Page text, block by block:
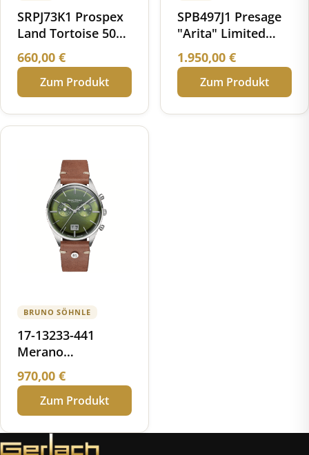
SRPJ73K1 Prospex
Land Tortoise 50
Jahre Seiko
Deutschland
Limited Edition
660,00 €
Zum Produkt
SPB497J1 Presage
"Arita" Limited
Edition Automatik
Porzellan
Zifferblatt
1.950,00 €
Zum Produkt
BRUNO SÖHNLE
17-13233-441
Merano
Chronograph
970,00 €
Zum Produkt